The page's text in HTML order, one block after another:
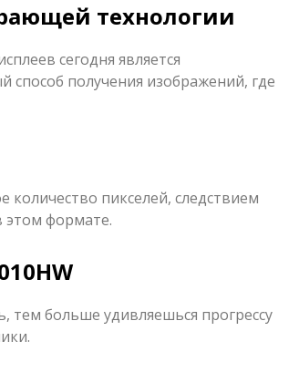
технологии
сегодня является
способ получения изображений, где
пикселей, следствием
этом формате.
больше удивляешься прогрессу